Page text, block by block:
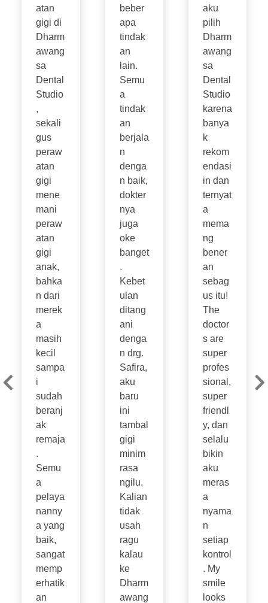
atan
gigi di
Dharm
awang
sa
Dental
Studio
,
sekali
gus
peraw
atan
gigi
mene
mani
peraw
atan
gigi
anak,
bahka
n dari
merek
a
masih
kecil
sampa
i
sudah
beranj
ak
remaja
.
Semu
a
pelaya
nanny
a yang
baik,
sangat
memp
erhatik
an
beber
apa
tindak
an
lain.
Semu
a
tindak
an
berjala
n
denga
n baik,
dokter
nya
juga
oke
banget
.
Kebet
ulan
ditang
ani
denga
n drg.
Safira,
aku
baru
ini
tambal
gigi
minim
rasa
ngilu.
Kalian
tidak
usah
ragu
kalau
ke
Dharm
awang
aku
pilih
Dharm
awang
sa
Dental
Studio
karena
banya
k
rekom
endasi
in dan
ternyat
a
mema
ng
bener
an
sebag
us itu!
The
doctor
s are
super
profes
sional,
super
friendl
y, dan
selalu
bikin
aku
meras
a
nyama
n
setiap
kontrol
. My
smile
looks